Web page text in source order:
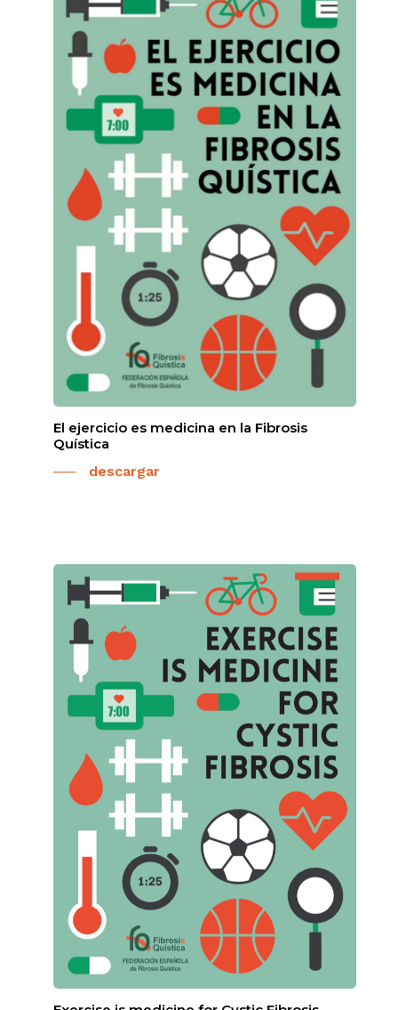
El ejercicio es medicina en la Fibrosis
Quística
descargar